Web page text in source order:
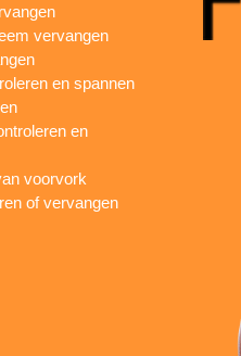
vervangen
en spannen
en
voorvork
of vervangen